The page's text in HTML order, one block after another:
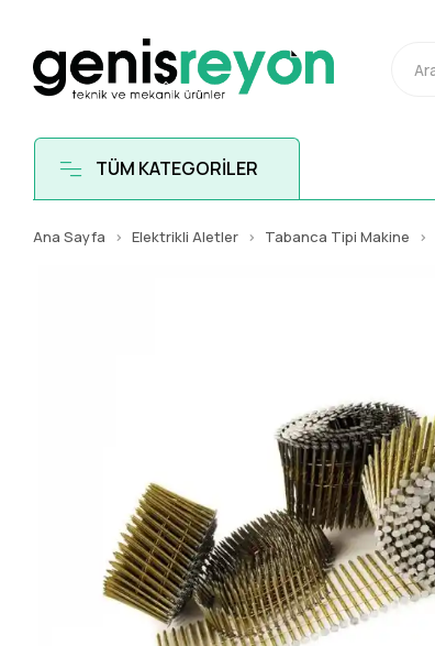
TÜM KATEGORİLER
Ana Sayfa Elektrikli Aletler Tabanca Tipi Makine